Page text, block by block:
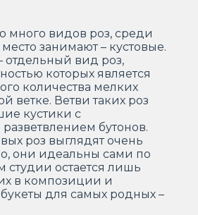
много видов роз, среди
занимают – кустовые.
отдельный вид роз,
которых является
количества мелких
ветке. Ветви таких роз
кустики с
бутонов.
роз выглядят очень
они идеальны сами по
студии остается лишь
в композиции и
для самых родных –